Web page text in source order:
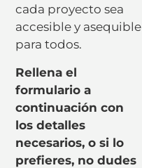
cada proyecto sea
accesible y asequible
para todos.
Rellena el
formulario a
continuación con
los detalles
necesarios, o si lo
prefieres, no dudes